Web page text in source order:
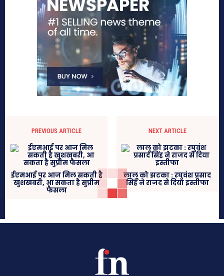
PREVIOUS ARTICLE
ईएमआई पर आज मिल सकती है
खुशखबरी, आ सकता है सुप्रीम
फैसला
NEXT ARTICLE
लालू को झटका : रघुवंश प्रसाद
सिंह ने राजद से दिया इस्तीफा